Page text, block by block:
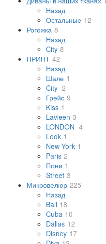
Назад
Остальные 12
Рогожка 8
Назад
City 8
ПРИНТ 42
Назад
Шале 1
City 2
Грейс 9
Kiss 1
Lavieen 3
LONDON 4
Look 1
New York 1
Paris 2
Пони 1
Street 3
Микровелюр 225
Назад
Bali 18
Cuba 10
Dallas 12
Disney 17